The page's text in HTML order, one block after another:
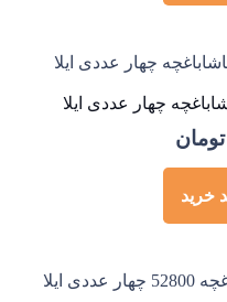
تومان
خرید